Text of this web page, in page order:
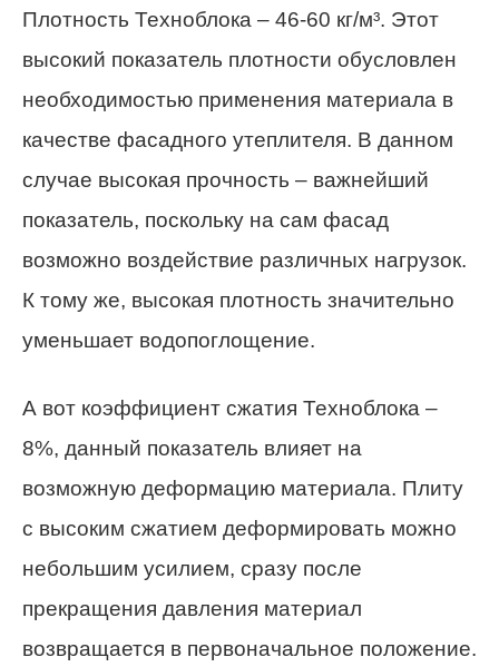
Плотность Техноблока – 46-60 кг/м³. Этот
высокий показатель плотности обусловлен
необходимостью применения материала в
качестве фасадного утеплителя. В данном
случае высокая прочность – важнейший
показатель, поскольку на сам фасад
возможно воздействие различных нагрузок.
К тому же, высокая плотность значительно
уменьшает водопоглощение.
А вот коэффициент сжатия Техноблока –
8%, данный показатель влияет на
возможную деформацию материала. Плиту
с высоким сжатием деформировать можно
небольшим усилием, сразу после
прекращения давления материал
возвращается в первоначальное положение.